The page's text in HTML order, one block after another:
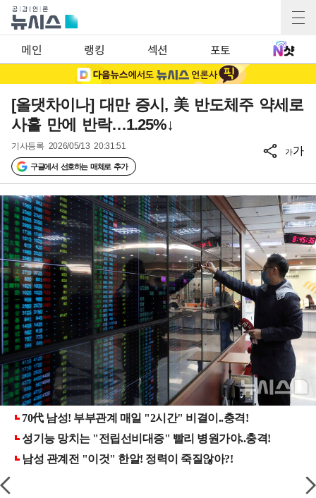
메인 랭킹 섹션 포토
[올댓차이나] 대만 증시, 美 반도체주 약세로
사흘 만에 반락…1.25%↓
기사등록 2026/05/13 20:31:51
구글에서 선호하는 매체로 추가
가가